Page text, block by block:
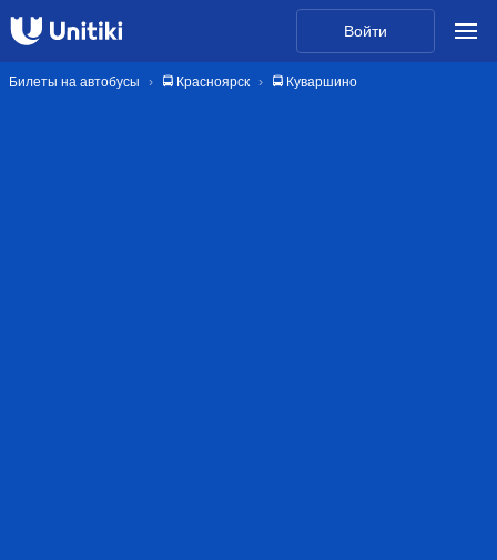
Войти
Билеты на автобусы 🚍 Красноярск 🚍 Куваршино